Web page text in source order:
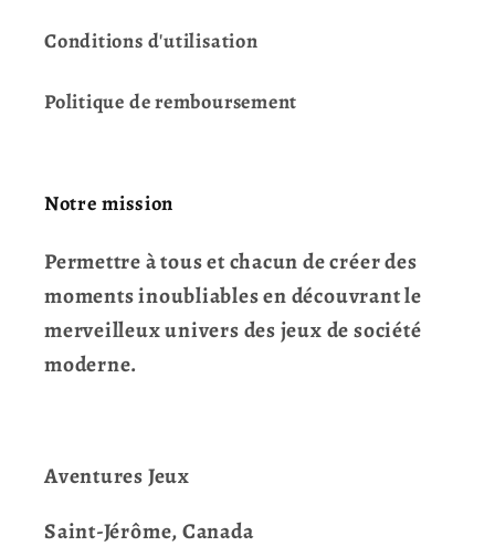
Conditions d'utilisation
Politique de remboursement
Notre mission
Permettre à tous et chacun de créer des
moments inoubliables en découvrant le
merveilleux univers des jeux de société
moderne.
Aventures Jeux
Saint-Jérôme, Canada